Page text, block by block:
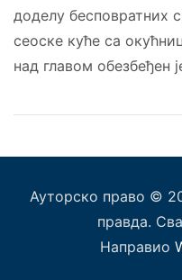
доделу бесповратних
сеоске куће са
над главом обезбеђен
Ауторско право ©
правда.
Направио